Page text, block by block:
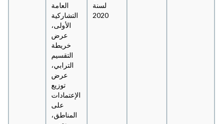
لسنة
2020
العامة
التشاركية
الأولى،
عرض
خريطة
التقسيم
الترابي،
عرض
توزيع
الإعتمادات
على
المناطق،